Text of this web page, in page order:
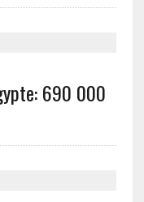
690 000